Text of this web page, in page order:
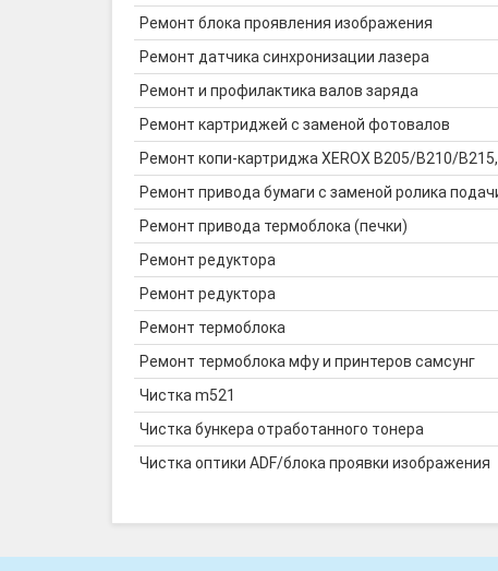
Ремонт блока проявления изображения
Ремонт датчика синхронизации лазера
Ремонт и профилактика валов заряда
Ремонт картриджей с заменой фотовалов
Ремонт копи-картриджа XEROX B205/B210/
Ремонт привода бумаги с заменой ролика
Ремонт привода термоблока (печки)
Ремонт редуктора
Ремонт редуктора
Ремонт термоблока
Ремонт термоблока мфу и принтеров самсунг
Чистка m521
Чистка бункера отработанного тонера
Чистка оптики ADF/блока проявки изображения